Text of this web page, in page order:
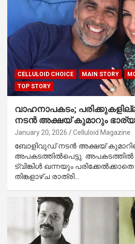
CELLULOID CHOICE MAIN STORY
TOP STORY
വാഹനാപകടം;
നടൻ അക്ഷയ് കുമാറും
January 20, 2026 Celluloid Magazine
ബോളിവുഡ് നടൻ അക്ഷയ്
അപകടത്തിൽപെട്ടു. അപകടത്തിൽ
ട്വിങ്കിൾ ഖന്നയും പരിക്കേൽക്കാതെ
തിങ്കളാഴ്‌ച രാത്രി…